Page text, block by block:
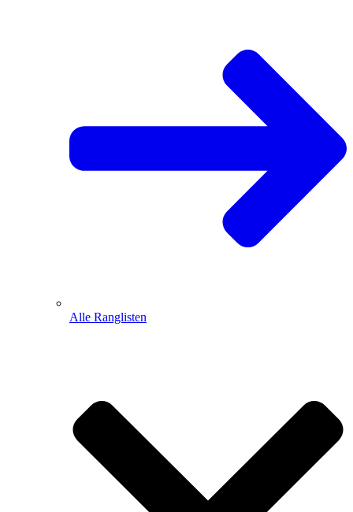
Alle Ranglisten